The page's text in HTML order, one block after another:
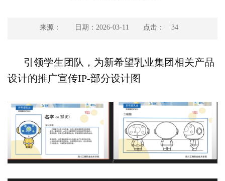
来源： 日期：2026-03-11 点击： 34
引领学生团队，为新希望乳业集团相关产品
设计的推广宣传IP-部分设计图